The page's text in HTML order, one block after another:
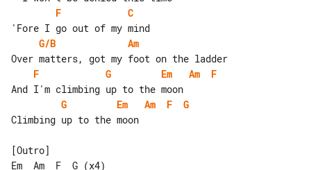
F
C
G/B
Am
F
G Em Am
F
G
Em Am F
G
Climbing up to the moon
[Outro]
Em  Am  F  G (x4)